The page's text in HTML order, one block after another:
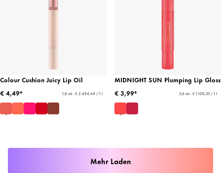
Colour Cushion Juicy Lip Oil
€ 4,49*
1,8 ml - € 2.494,44 / 1 l
MIDNIGHT SUN Plumping Lip Gloss
€ 3,99*
3,6 ml - € 1.108,33 / 1 l
Mehr Laden